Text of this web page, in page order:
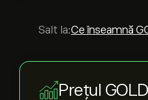
Salt la:Ce înseamnă
Prețul